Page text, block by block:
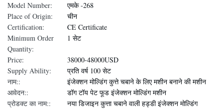
Model Number:
एमके -268
Place of Origin:
चीन
Certification:
CE Certificate
Minimum Order
Quantity:
1 सेट
Price:
38000-48000USD
Supply Ability:
प्रति वर्ष 100 सेट
नाम::
इंजेक्शन मोल्डिंग कुत्ते चबाने के लिए मशीन बनाने की मशीन
आवेदन::
डॉग टॉय पेट फूड इंजेक्शन मोल्डिंग मशीन
प्रोडक्ट का नाम::
नया डिजाइन कुत्ता चबाने वाली हड्डी इंजेक्शन मोल्डिंग